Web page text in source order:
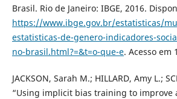
Brasil. Rio de Janeiro: IBGE, 2016.
https://www.ibge.gov.br/estatisticas/
estatisticas-de-genero-indicadores-
no-brasil.html?=&t=o-que-e. Acesso em
JACKSON, Sarah M.; HILLARD, Amy L.;
“Using implicit bias training to improve